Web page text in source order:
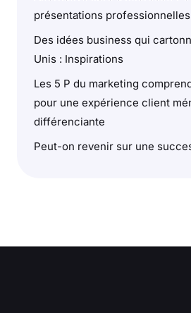
présentations
Des idées business qui
Unis : Inspirations
Les 5 P du marketing
pour une expérience client
différenciante
Peut-on revenir sur une